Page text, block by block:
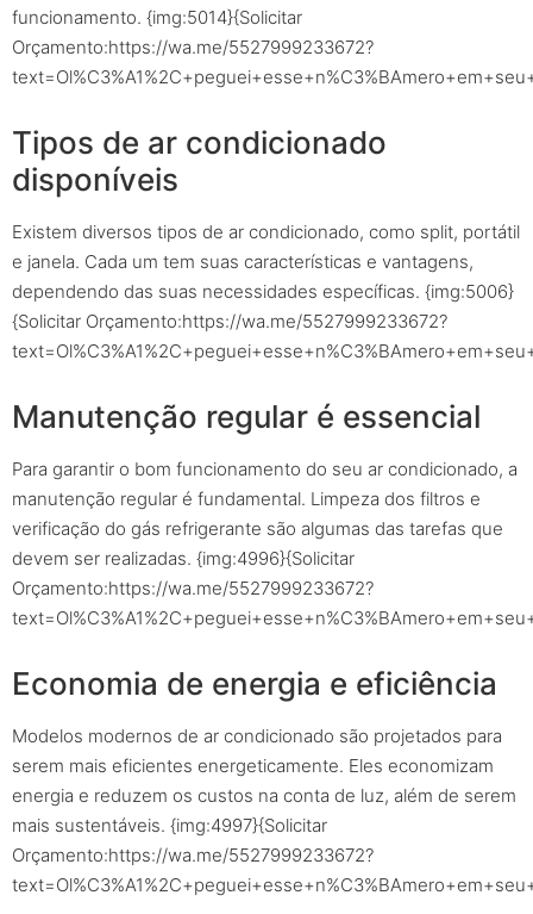
funcionamento. {img:5014}{Solicitar
Orçamento:https://wa.me/5527999233672?
Tipos de ar condicionado
disponíveis
Existem diversos tipos de ar condicionado, como split, portátil
e janela. Cada um tem suas características e vantagens,
dependendo das suas necessidades específicas. {img:5006}
{Solicitar Orçamento:https://wa.me/5527999233672?
Manutenção regular é essencial
Para garantir o bom funcionamento do seu ar condicionado, a
manutenção regular é fundamental. Limpeza dos filtros e
verificação do gás refrigerante são algumas das tarefas que
devem ser realizadas. {img:4996}{Solicitar
Orçamento:https://wa.me/5527999233672?
Economia de energia e eficiência
Modelos modernos de ar condicionado são projetados para
serem mais eficientes energeticamente. Eles economizam
energia e reduzem os custos na conta de luz, além de serem
mais sustentáveis. {img:4997}{Solicitar
Orçamento:https://wa.me/5527999233672?